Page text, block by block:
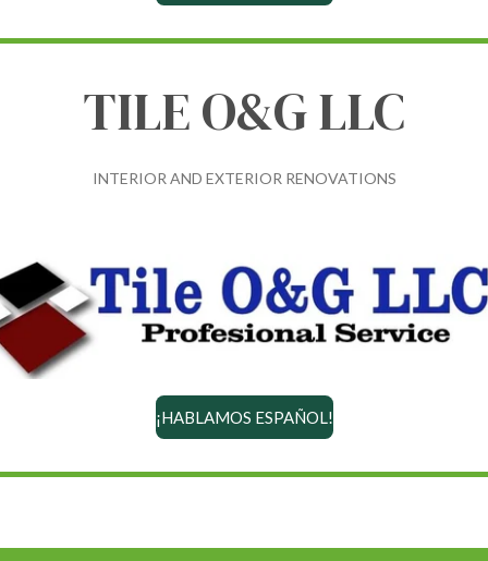
TILE O&G LLC
INTERIOR AND EXTERIOR RENOVATIONS
¡HABLAMOS ESPAÑOL!